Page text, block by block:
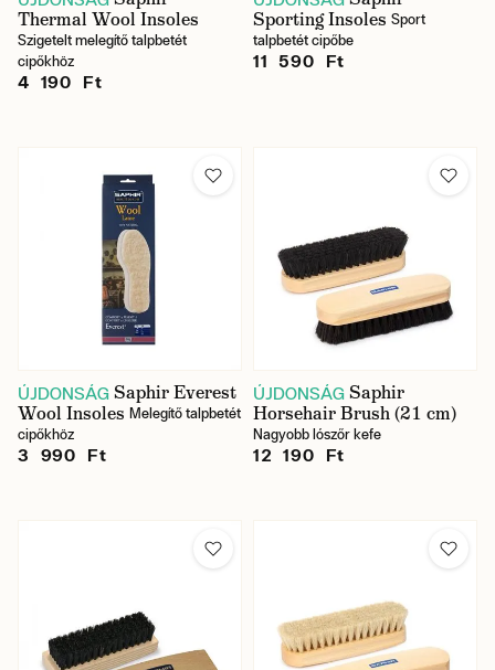
Thermal Wool Insoles
Szigetelt melegítő talpbetét
cipőkhöz
4 190 Ft
Sporting Insoles Sport
talpbetét cipőbe
11 590 Ft
ÚJDONSÁG Saphir Everest
Wool Insoles Melegítő talpbetét
cipőkhöz
3 990 Ft
ÚJDONSÁG Saphir
Horsehair Brush (21 cm)
Nagyobb lószőr kefe
12 190 Ft